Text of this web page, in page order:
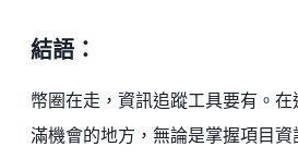
結語：
幣圈在走，資訊追蹤工具要有。
滿機會的地方，無論是掌握項目